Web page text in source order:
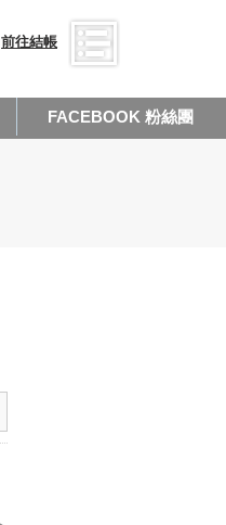
前往結帳
FACEBOOK 粉絲團